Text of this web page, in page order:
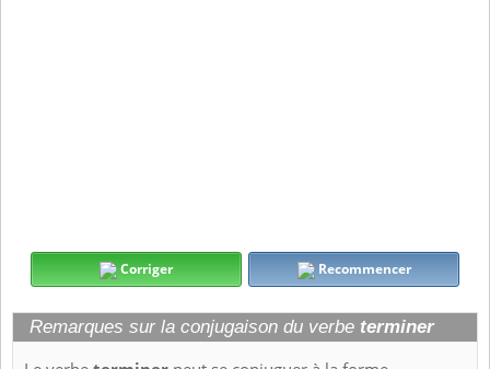
Corriger Recommencer
Remarques sur la conjugaison du verbe terminer